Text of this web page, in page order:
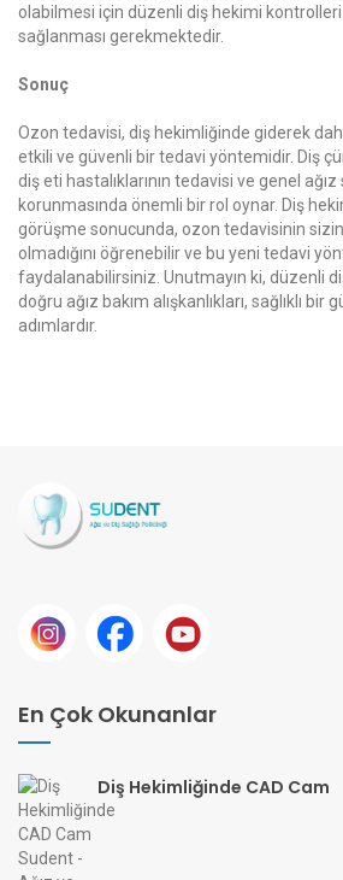
olabilmesi için düzenli diş hekimi kontrolleri
sağlanması gerekmektedir.
Sonuç
Ozon tedavisi, diş hekimliğinde giderek
etkili ve güvenli bir tedavi yöntemidir. Diş
diş eti hastalıklarının tedavisi ve genel ağız
korunmasında önemli bir rol oynar. Diş
görüşme sonucunda, ozon tedavisinin
olmadığını öğrenebilir ve bu yeni tedavi
faydalanabilirsiniz. Unutmayın ki, düzenli
doğru ağız bakım alışkanlıkları, sağlıklı bir
adımlardır.
En Çok Okunanlar
Diş Hekimliğinde CAD Cam